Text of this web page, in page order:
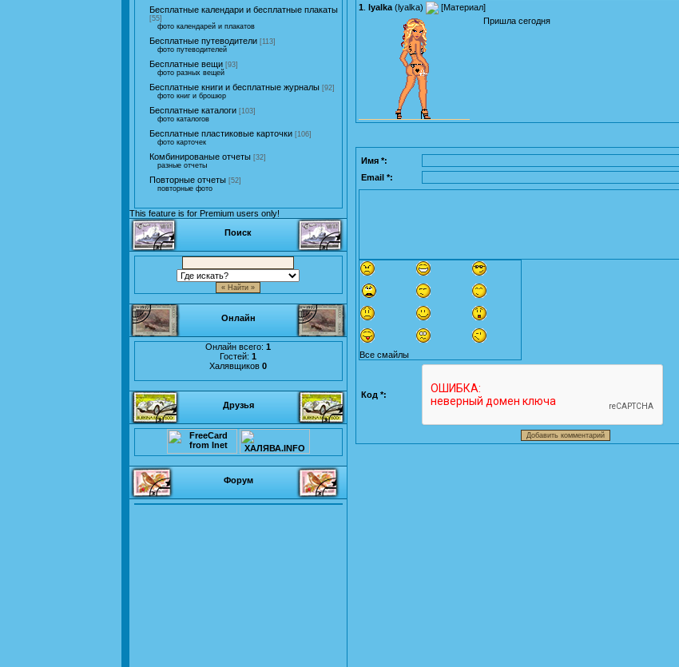
Бесплатные календари и бесплатные плакаты
[55]
фото календарей и плакатов
Бесплатные путеводители [113]
фото путеводителей
Бесплатные вещи [93]
фото разных вещей
Бесплатные книги и бесплатные журналы [92]
фото книг и брошюр
Бесплатные каталоги [103]
фото каталогов
Бесплатные пластиковые карточки [106]
фото карточек
Комбинированые отчеты [32]
разные отчеты
Повторные отчеты [52]
повторные фото
This feature is for Premium users only!
Поиск
Онлайн
Онлайн всего: 1
Гостей: 1
Халявщиков 0
Друзья
Форум
1 lyalka (lyalka) [Материал]
Пришла сегодня
Имя *:
Email *:
Все смайлы
Код *: